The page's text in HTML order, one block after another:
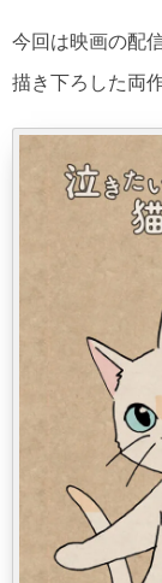
今回は映画の配
描き下ろした両